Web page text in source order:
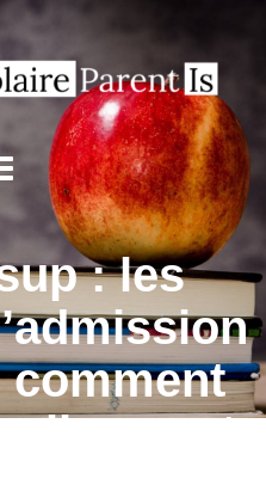
: les
comment
sont